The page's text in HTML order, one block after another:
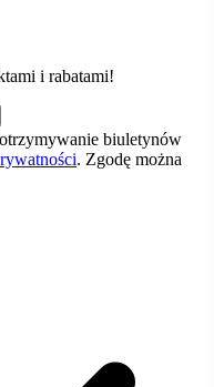
i rabatami!
biuletynów
. Zgodę można